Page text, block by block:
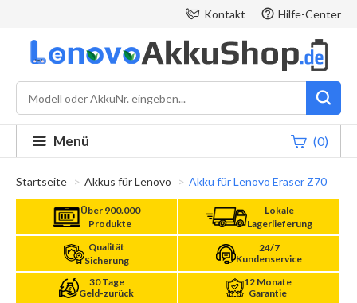
Kontakt Hilfe-Center
Menü (0)
Startseite Akkus für Lenovo Akku für Lenovo Eraser Z70
Über 900.000
Produkte
Lokale
Lagerlieferung
Qualität
Sicherung
24/7
Kundenservice
30 Tage
Geld-zurück
12 Monate
Garantie